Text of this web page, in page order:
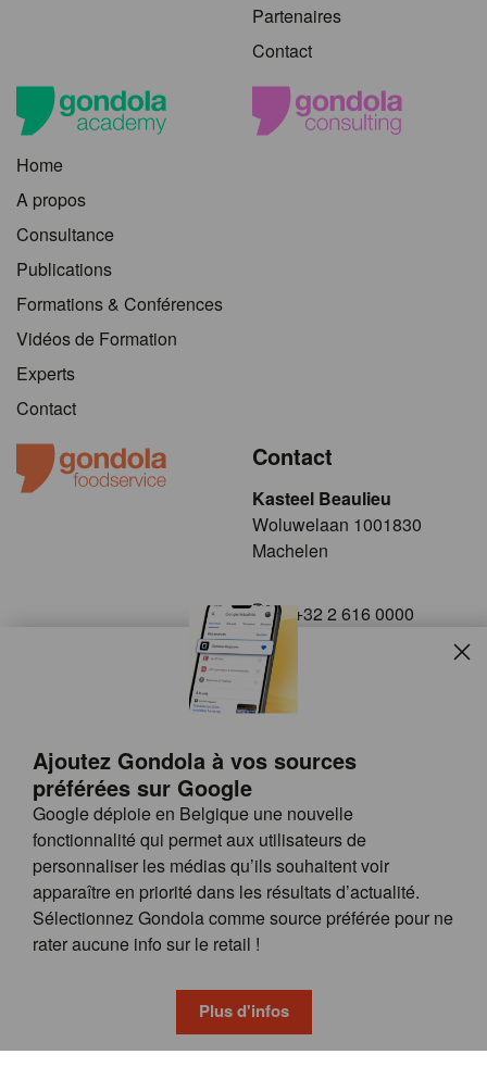
Ajoutez Gondola à vos sources
préférées sur Google
Google déploie en Belgique une nouvelle
fonctionnalité qui permet aux utilisateurs de
personnaliser les médias qu’ils souhaitent voir
apparaître en priorité dans les résultats d’actualité.
Sélectionnez Gondola comme source préférée pour ne
rater aucune info sur le retail !
Plus d'infos
Partenaires
Contact
Home
A propos
Consultance
Publications
Formations & Conférences
Vidéos de Formation
Experts
Contact
Contact
Kasteel Beaulieu
​​​Woluwelaan 1001830
Machelen
+32 2 616 0000
Follow us on
© GONDOLA GROUP
FAQ
CONDITIONS GÉNÉRALES
PRIVACY & COOKIE POLICY
wieni